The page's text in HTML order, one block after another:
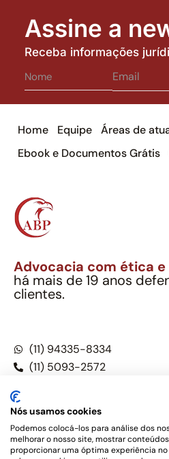
Assine a
Receba informações
Home Equipe Áreas de
Ebook e Documentos Grátis
Advocacia com ética
há mais de 19 anos
clientes.
(11) 94335-8334
(11) 5093-2572
Este site não é um produto Meta
Nós usamos cookies
Podemos colocá-los para análise dos
melhorar o nosso site, mostrar
proporcionar uma óptima experiência